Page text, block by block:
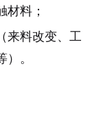
料；
来料改变、工
。